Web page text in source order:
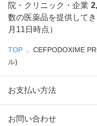
院・クリニック・企業
数の医薬品を提供して
月11日時点）
TOP
CEFPODOXIME
ル)
お支払い方法
お問い合わせ